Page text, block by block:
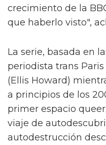
crecimiento de la
que haberlo visto",
La serie, basada en
periodista trans
(Ellis Howard)
a principios de los
primer espacio
viaje de
autodestrucción